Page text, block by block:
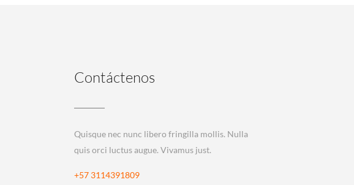
Contáctenos
Quisque nec nunc libero fringilla mollis. Nulla
quis orci luctus augue. Vivamus just.
+57 3114391809